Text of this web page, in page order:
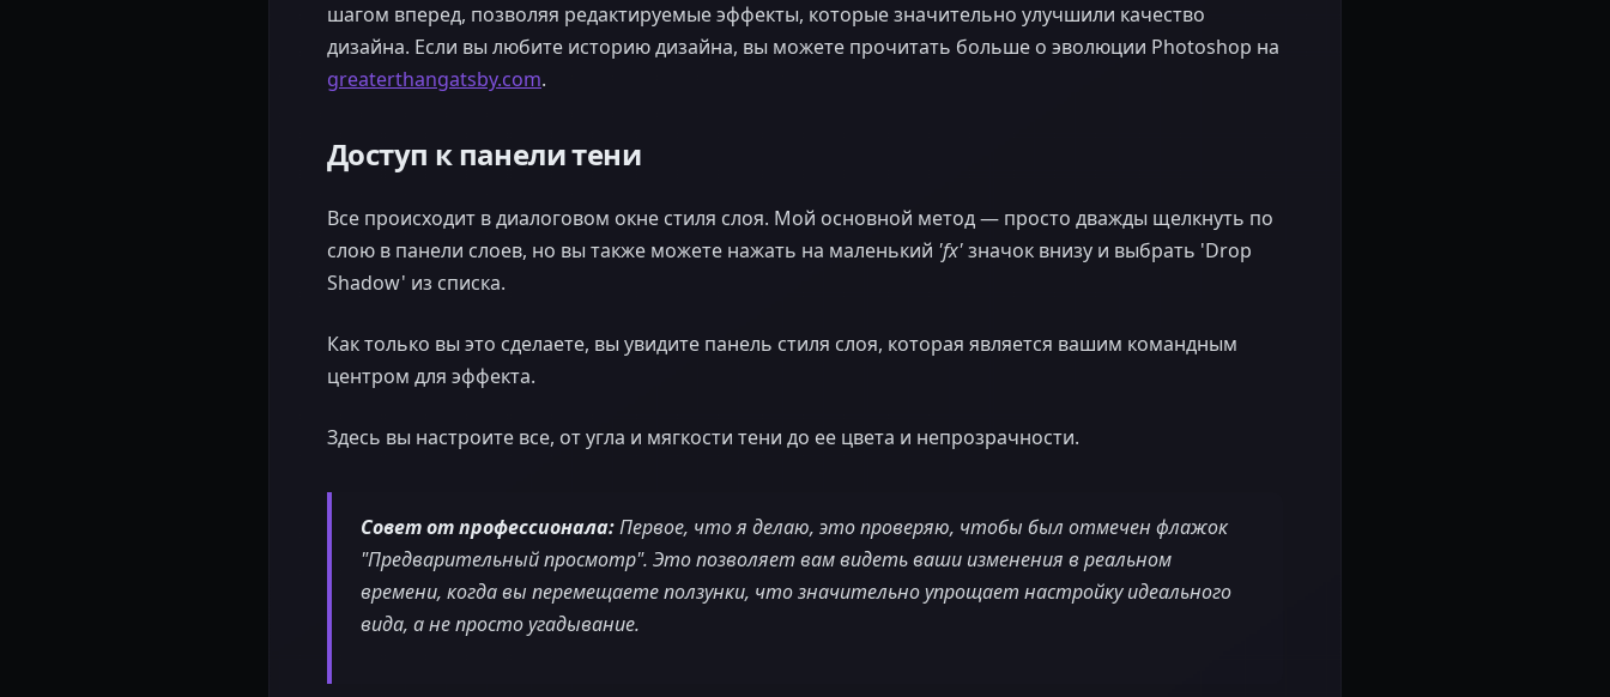
шагом вперед, позволяя редактируемые эффекты, которые значительно улучшили качество
дизайна. Если вы любите историю дизайна, вы можете прочитать больше о эволюции Photoshop на
greaterthangatsby.com.
Доступ к панели тени
Все происходит в диалоговом окне стиля слоя. Мой основной метод — просто дважды щелкнуть по
слою в панели слоев, но вы также можете нажать на маленький 'fx'значок внизу и выбрать 'Drop
Shadow' из списка.
Как только вы это сделаете, вы увидите панель стиля слоя, которая является вашим командным
центром для эффекта.
Здесь вы настроите все, от угла и мягкости тени до ее цвета и непрозрачности.
Совет от профессионала:Первое, что я делаю, это проверяю, чтобы был отмечен флажок
"Предварительный просмотр". Это позволяет вам видеть ваши изменения в реальном
времени, когда вы перемещаете ползунки, что значительно упрощает настройку идеального
вида, а не просто угадывание.